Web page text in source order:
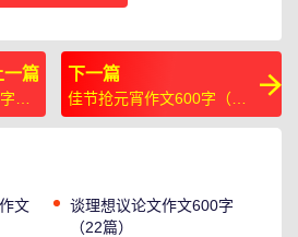
一篇
（5
篇）
下一篇
佳节抢元宵作文600字（30
篇）
文
谈理想议论文作文600字
（22篇）